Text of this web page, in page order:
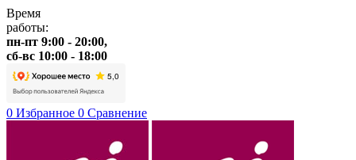
Время
работы:
пн-пт 9:00 - 20:00,
сб-вс 10:00 - 18:00
0 Избранное 0 Сравнение